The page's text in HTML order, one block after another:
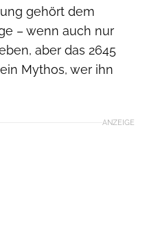
gehört dem
– wenn auch nur
aber das 2645
Mythos, wer ihn
ANZEIGE